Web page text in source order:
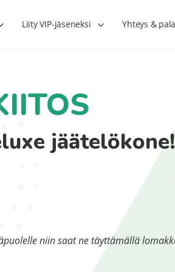
Liity VIP-jäseneksi Yhteys &
jäätelökone!
niin saat ne täyttämällä